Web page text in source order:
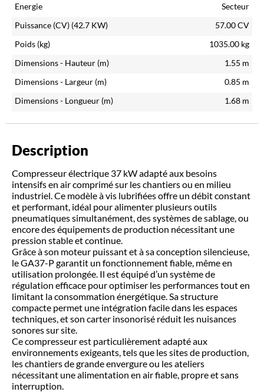
Energie
Secteur
Puissance (CV) (42.7 KW) 57.00CV
Poids (kg)
1035.00 kg
Dimensions - Hauteur (m)
1.55 m
Dimensions - Largeur (m)
0.85 m
Dimensions - Longueur (m)
1.68 m
Description
Compresseur électrique 37 kW adapté aux besoins
intensifs en air comprimé sur les chantiers ou en milieu
industriel. Ce modèle à vis lubrifiées offre un débit constant
et performant, idéal pour alimenter plusieurs outils
pneumatiques simultanément, des systèmes de sablage, ou
encore des équipements de production nécessitant une
pression stable et continue.
Grâce à son moteur puissant et à sa conception silencieuse,
le GA37-P garantit un fonctionnement fiable, même en
utilisation prolongée. Il est équipé d’un système de
régulation efficace pour optimiser les performances tout en
limitant la consommation énergétique. Sa structure
compacte permet une intégration facile dans les espaces
techniques, et son carter insonorisé réduit les nuisances
sonores sur site.
Ce compresseur est particulièrement adapté aux
environnements exigeants, tels que les sites de production,
les chantiers de grande envergure ou les ateliers
nécessitant une alimentation en air fiable, propre et sans
interruption.